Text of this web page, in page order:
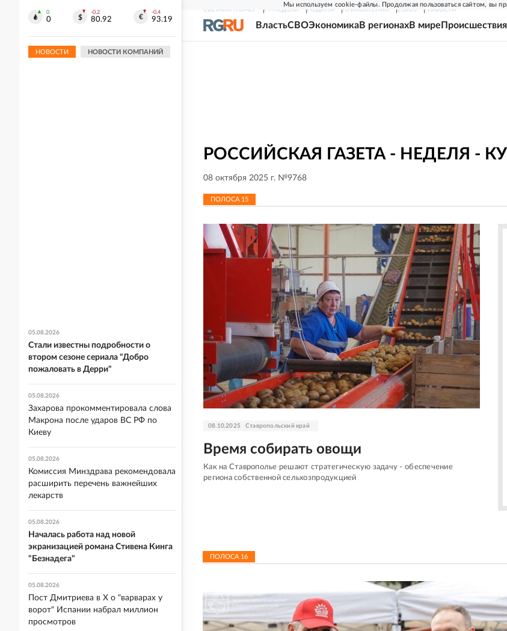
Мы используем cookie-файлы. Продолжая пользоваться сайтом, вы
СВЕЖИЙ НОМЕР РГ-НЕДЕЛЯ РОДИНА ПРИЛОЖЕНИЯ СОЮЗ НОВОСТИ
ВластьСВОЭкономикаВ регионахВ мире Происшествия
РОССИЙСКАЯ ГАЗЕТА - НЕДЕЛЯ -
08 октября 2025 г. №9768
ПОЛОСА 15
08.10.2025 Ставропольский край
Время собирать овощи
Как на Ставрополье решают стратегическую задачу - обеспечение
региона собственной сельхозпродукцией
ПОЛОСА 16
0
0
-0.2
80.92
-0.4
93.19
НОВОСТИ НОВОСТИ КОМПАНИЙ
05.08.2026
регистрацию SIM-боксов для
бизнеса. Для чего это нужно?
05.08.2026
Стали известны подробности о
втором сезоне сериала "Добро
пожаловать в Дерри"
05.08.2026
Захарова прокомментировала слова
Макрона после ударов ВС РФ по
Киеву
05.08.2026
Комиссия Минздрава рекомендовала
расширить перечень важнейших
лекарств
05.08.2026
Началась работа над новой
экранизацией романа Стивена Кинга
"Безнадега"
05.08.2026
Пост Дмитриева в X о "варварах у
ворот" Испании набрал миллион
просмотров